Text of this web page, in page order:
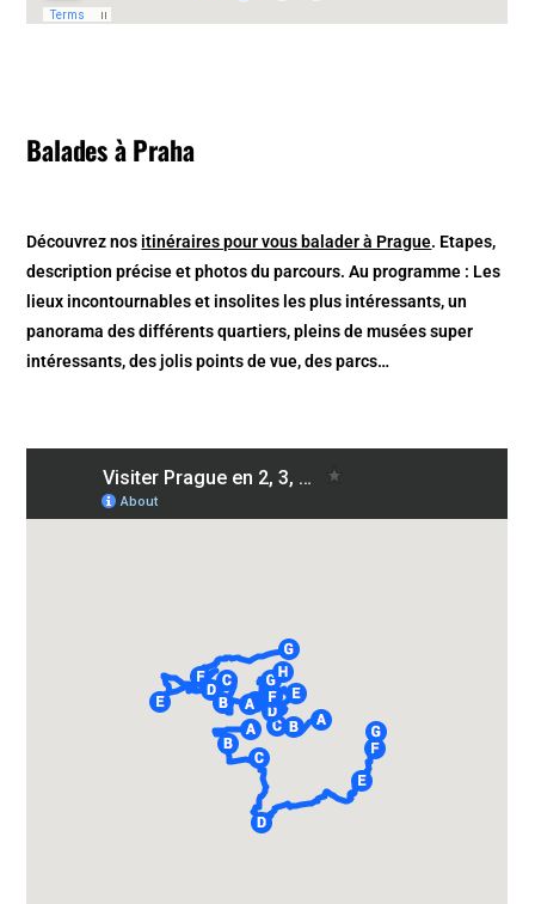
Balades à Praha
Découvrez nos itinéraires pour vous balader à Prague. Etapes,
description précise et photos du parcours. Au programme : Les
lieux incontournables et insolites les plus intéressants, un
panorama des différents quartiers, pleins de musées super
intéressants, des jolis points de vue, des parcs…